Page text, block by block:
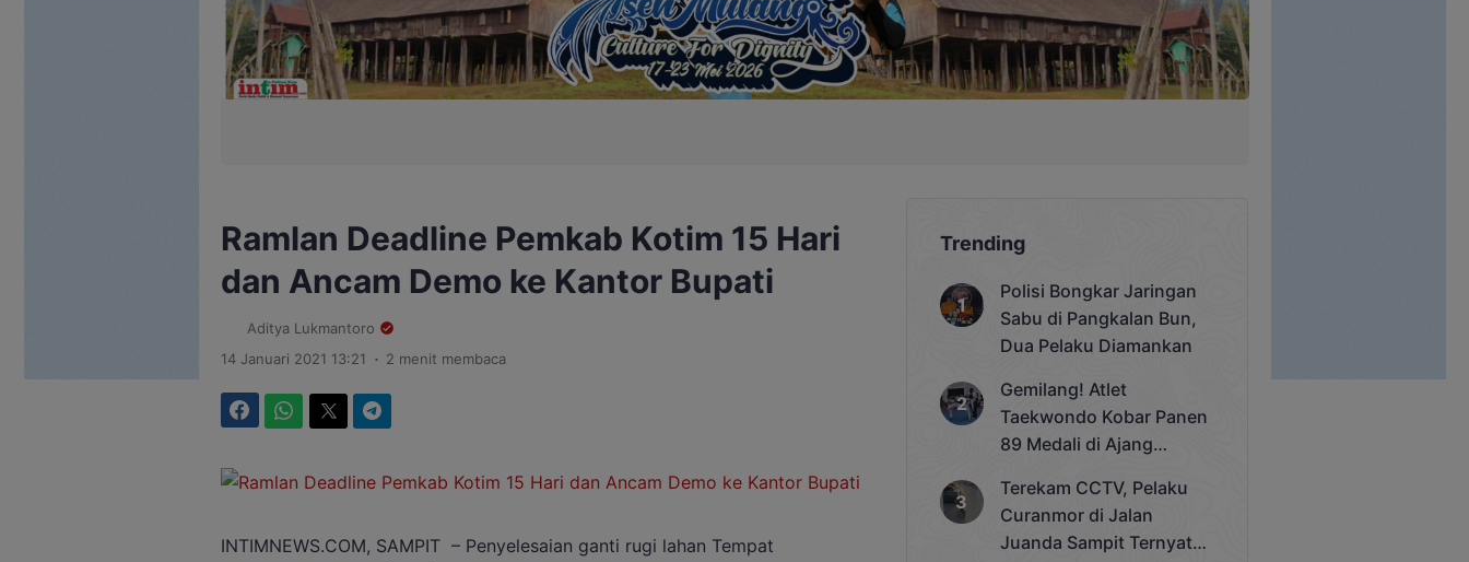
Ramlan Deadline Pemkab Kotim 15 Hari
dan Ancam Demo ke Kantor Bupati
Aditya Lukmantoro
14 Januari 2021 13:21
. 2 menit membaca
INTIMNEWS.COM, SAMPIT – Penyelesaian ganti rugi lahan Tempat
Trending
Polisi Bongkar Jaringan
Sabu di Pangkalan Bun,
Dua Pelaku Diamankan
Gemilang! Atlet
Taekwondo Kobar Panen
89 Medali di Ajang
Cup 2025
Terekam CCTV, Pelaku
Curanmor di Jalan
Juanda Sampit Ternyata